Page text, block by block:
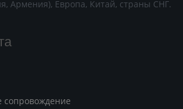
Армения), Европа, Китай, страны СНГ.
сопровождение